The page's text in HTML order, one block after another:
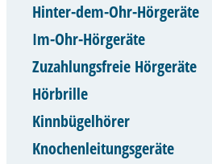
Hinter-dem-Ohr-Hörgeräte
Im-Ohr-Hörgeräte
Zuzahlungsfreie Hörgeräte
Hörbrille
Kinnbügelhörer
Knochenleitungsgeräte